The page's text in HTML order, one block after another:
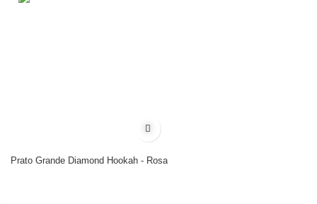
Adicionar à lista de desejos
Prato Grande Diamond Hookah - Rosa